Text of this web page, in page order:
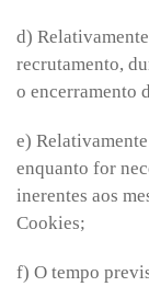
d)
recrutamento,
o encerramento
e)
enquanto for
inerentes aos
Cookies;
f) O tempo